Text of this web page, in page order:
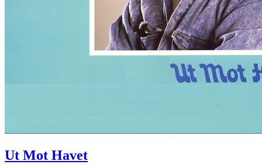
Ut Mot Havet